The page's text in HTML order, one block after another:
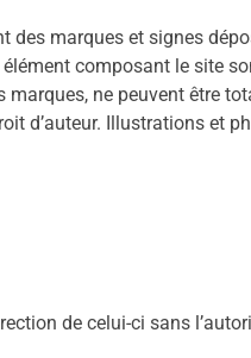
des marques et signes
composant le site
ne peuvent être
d’auteur. Illustrations et
de celui-ci sans